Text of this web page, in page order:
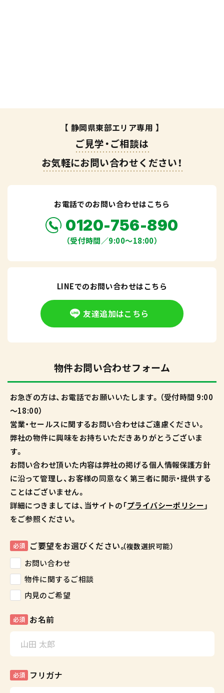
【 静岡県東部エリア専用 】
ご見学・ご相談は
お気軽にお問い合わせください！
お電話でのお問い合わせはこちら
0120-756-890
（受付時間／9:00〜18:00）
LINEでのお問い合わせはこちら
友達追加はこちら
物件お問い合わせフォーム
お急ぎの方は、お電話でお願いいたします。（受付時間 9:00
～18:00）
営業・セールスに関するお問い合わせはご遠慮ください。
弊社の物件に興味をお持ちいただきありがとうございま
す。
お問い合わせ頂いた内容は弊社の掲げる個人情報保護方針
に沿って管理し、お客様の同意なく第三者に開示・提供する
ことはございません。
詳細につきましては、当サイトの「プライバシーポリシー」
をご参照ください。
必須 ご要望をお選びください。（複数選択可能）
お問い合わせ
物件に関するご相談
内見のご希望
必須 お名前
必須 フリガナ